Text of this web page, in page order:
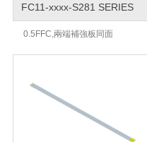
FC11-xxxx-S281 SERIES
0.5FFC,兩端補強板同面